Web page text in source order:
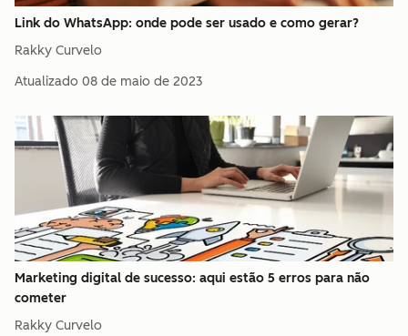
Link do WhatsApp: onde pode ser usado e como gerar?
Rakky Curvelo
Atualizado 08 de maio de 2023
Marketing digital de sucesso: aqui estão 5 erros para não
cometer
Rakky Curvelo